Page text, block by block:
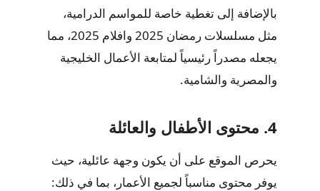
بالإضافة إلى تغطية خاصة للمواسم الدرامية،
مثل مسلسلات رمضان 2025 وافلام 2025
، مما
يجعله مصدراً رئيسياً لمتابعة الأعمال الخليجية
والمصرية والشامية.
4. محتوى الأطفال والعائلة
يحرص الموقع على أن يكون وجهة عائلية، حيث
يوفر محتوى مناسباً لجميع الأعمار، بما في ذلك: